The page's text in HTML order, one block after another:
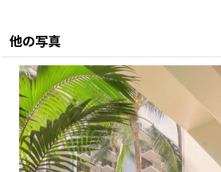
他の写真